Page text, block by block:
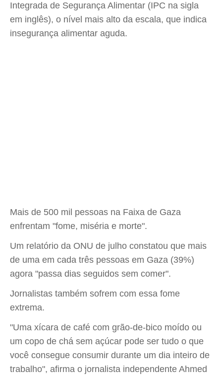
Integrada de Segurança Alimentar (IPC na sigla
em inglês), o nível mais alto da escala, que indica
insegurança alimentar aguda.
Mais de 500 mil pessoas na Faixa de Gaza
enfrentam "fome, miséria e morte".
Um relatório da ONU de julho constatou que mais
de uma em cada três pessoas em Gaza (39%)
agora "passa dias seguidos sem comer".
Jornalistas também sofrem com essa fome
extrema.
"Uma xícara de café com grão-de-bico moído ou
um copo de chá sem açúcar pode ser tudo o que
você consegue consumir durante um dia inteiro de
trabalho", afirma o jornalista independente Ahmed